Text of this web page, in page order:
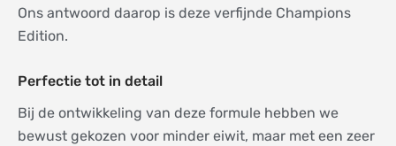
Ons antwoord daarop is deze verfijnde Champions
Edition.
Perfectie tot in detail
Bij de ontwikkeling van deze formule hebben we
bewust gekozen voor minder eiwit, maar met een zeer